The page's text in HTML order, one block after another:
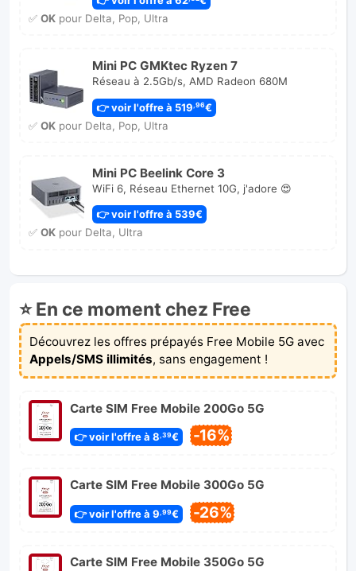
✅ OKpour Delta, Pop, Ultra
Mini PC GMKtec Ryzen 7
Réseau à 2.5Gb/s, AMD Radeon 680M
👉 voir l'offre à 519,96€
✅ OKpour Delta, Pop, Ultra
Mini PC Beelink Core 3
WiFi 6, Réseau Ethernet 10G, j'adore 😍
👉 voir l'offre à 539€
✅ OKpour Delta, Ultra
⭐ En ce moment chez Free
Découvrez les offres prépayés Free Mobile 5G avec
Appels/SMS illimités, sans engagement !
Carte SIM Free Mobile 200Go 5G
👉 voir l'offre à 8 ,39€ -16%
Carte SIM Free Mobile 300Go 5G
👉 voir l'offre à 9 ,99€ -26%
Carte SIM Free Mobile 350Go 5G